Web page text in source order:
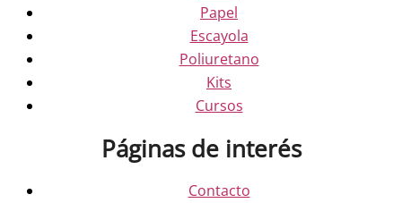
Papel
Escayola
Poliuretano
Kits
Cursos
Páginas de interés
Contacto